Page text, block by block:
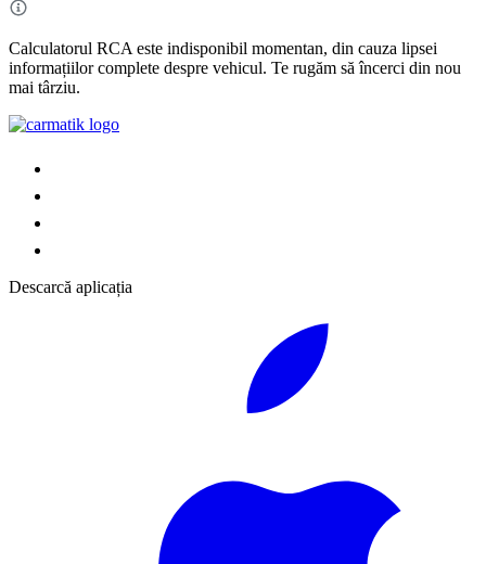
Calculatorul RCA este indisponibil momentan, din cauza lipsei
informațiilor complete despre vehicul. Te rugăm să încerci din nou
mai târziu.
Descarcă aplicația